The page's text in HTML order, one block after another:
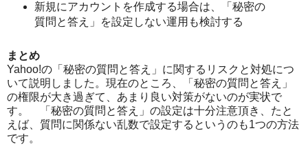
新規にアカウントを作成する場合は、「秘密の
質問と答え」を設定しない運用も検討する
まとめ
Yahoo!の「秘密の質問と答え」に関するリスクと対処につ
いて説明しました。現在のところ、「秘密の質問と答え」
の権限が大き過ぎて、あまり良い対策がないのが実状で
す。 「秘密の質問と答え」の設定は十分注意頂き、たと
えば、質問に関係ない乱数で設定するというのも1つの方法
です。